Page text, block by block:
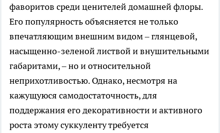
фаворитов среди ценителей домашней флоры.
Его популярность объясняется не только
впечатляющим внешним видом – глянцевой,
насыщенно-зеленой листвой и внушительными
габаритами, – но и относительной
неприхотливостью. Однако, несмотря на
кажущуюся самодостаточность, для
поддержания его декоративности и активного
роста этому суккуленту требуется